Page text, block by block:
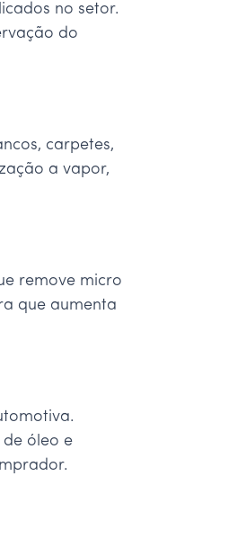
no setor.
do
carpetes,
a vapor,
remove micro
que aumenta
óleo e